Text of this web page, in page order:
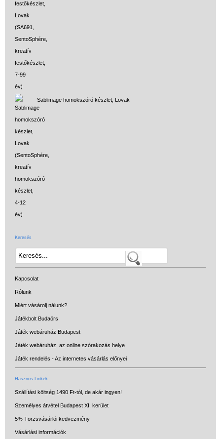
Sablimage homokszóró készlet, Lovak
Keresés
Kapcsolat
Rólunk
Miért vásárolj nálunk?
Játékbolt Budaörs
Játék webáruház Budapest
Játék webáruház, az online szórakozás helye
Játék rendelés - Az internetes vásárlás előnyei
Hasznos Linkek
Szállítási költség 1490 Ft-tól, de akár ingyen!
Személyes átvétel Budapest XI. kerület
5% Törzsvásárlói kedvezmény
Vásárlási információk